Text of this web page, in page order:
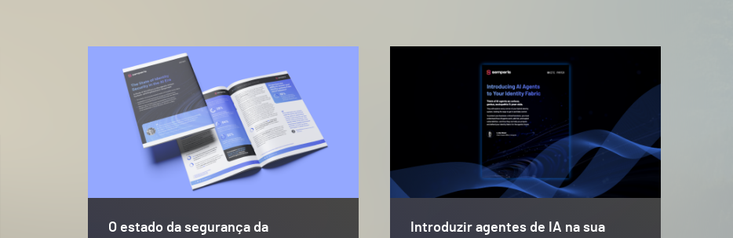
O estado da segurança da
Introduzir agentes de IA na sua